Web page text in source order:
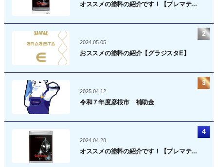
オススメの塗料の紹介です！【プレマテ...
2024.05.05
おススメの塗料の紹介【グラジスタE】
2025.04.12
令和７年度彦根市 補助金
2024.04.28
オススメの塗料の紹介です！【プレマテ...